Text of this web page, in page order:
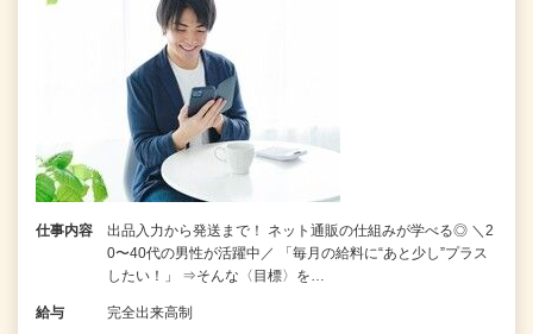
仕事内容
出品入力から発送まで！ ネット通販の仕組みが学べる◎ ＼2
0〜40代の男性が活躍中／ 「毎月の給料に“あと少し”プラス
したい！」 ⇒そんな〈目標〉を…
給与 完全出来高制